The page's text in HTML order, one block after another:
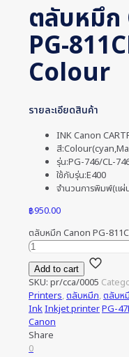
ตลับหมึก
PG-
Colour
รายละเอียดสินค้า
INK Canon
สี
รุ่น:PG-746/CL-
ใช้กับรุ่น:E400
จำนวนการพิมพ์(แผ่
฿950.00
ตลับหมึก Canon PG-
Add to cart
SKU: pr/cca/0005
Printers,ตลับหมึก,ตลับห
InkInkjet printerPG-
Canon
Share
0